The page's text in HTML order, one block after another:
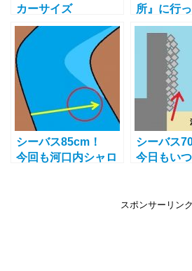
カーサイズ
81cm（GW最終夜と
新規ポイント再確
認）
所』に行っ
やっぱり
ーバスの
シーバス85cm！
今回も河口内シャロ
シーバス
今日もい
スポンサーリンク